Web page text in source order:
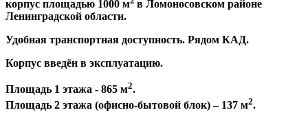
корпус площадью 1000 м в Ломоносовском районе
Ленинградской области.
Удобная транспортная доступность. Рядом КАД.
Корпус введён в эксплуатацию.
Площадь 1 этажа - 865 м2.
Площадь 2 этажа (офисно-бытовой блок) – 137 м2.